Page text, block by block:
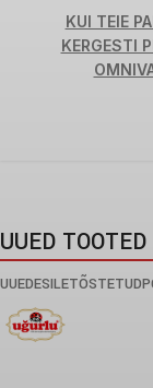
KUI TEIE
KERGESTI
UUED
UUEDESILETÕSTETUD